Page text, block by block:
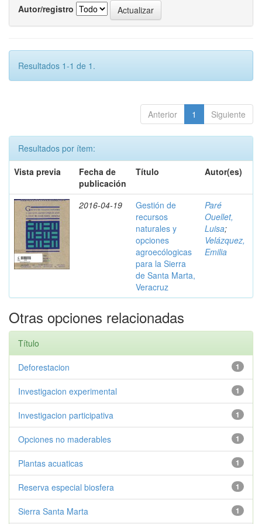
Autor/registro
Resultados 1-1 de 1.
Anterior 1 Siguiente
Resultados por ítem:
Vista previa
Fecha de
publicación
Título Autor(es)
2016-04-19
Gestión de
recursos
naturales y
opciones
agroecólogicas
para la Sierra
de Santa Marta,
Veracruz
Paré
Ouellet,
Luisa;
Velázquez,
Emilia
Otras opciones relacionadas
Título
1
Deforestacion
1
Investigacion experimental
1
Investigacion participativa
1
Opciones no maderables
1
Plantas acuaticas
1
Reserva especial biosfera
1
Sierra Santa Marta